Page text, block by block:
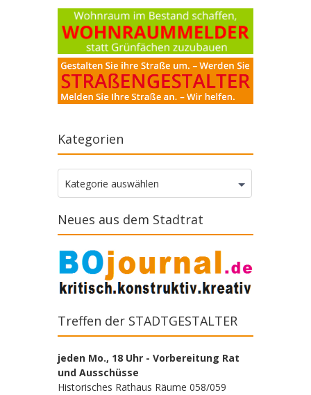
Kategorien
Kategorien
Kategorie auswählen
Neues aus dem Stadtrat
Treffen der STADTGESTALTER
jeden Mo., 18 Uhr - Vorbereitung Rat
und Ausschüsse
Historisches Rathaus Räume 058/059